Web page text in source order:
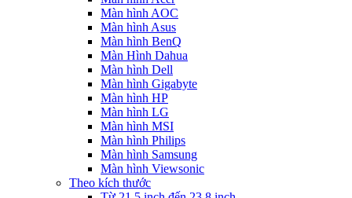
Màn hình AOC
Màn hình Asus
Màn hình BenQ
Màn Hình Dahua
Màn hình Dell
Màn hình Gigabyte
Màn hình HP
Màn hình LG
Màn hình MSI
Màn hình Philips
Màn hình Samsung
Màn hình Viewsonic
Theo kích thước